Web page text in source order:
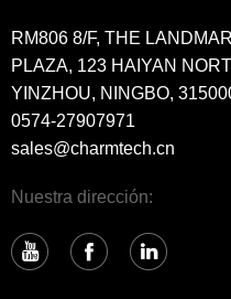
RM806 8/F, THE
PLAZA, 123 HAIYAN
YINZHOU, NINGBO,
0574-27907971
sales@charmtech.cn
Nuestra dirección: